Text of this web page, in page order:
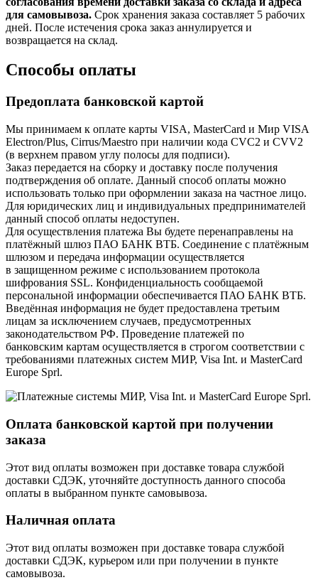
для самовывоза. Срок хранения заказа составляет 5 рабочих
дней. После истечения срока заказ аннулируется и
возвращается на склад.
Способы оплаты
Предоплата банковской картой
Мы принимаем к оплате карты VISA, MasterCard и Мир VISA
Electron/Plus, Cirrus/Maestro при наличии кода CVC2 и CVV2
(в верхнем правом углу полосы для подписи).
Заказ передается на сборку и доставку после получения
подтверждения об оплате. Данный способ оплаты можно
использовать только при оформлении заказа на частное лицо.
Для юридических лиц и индивидуальных предпринимателей
данный способ оплаты недоступен.
Для осуществления платежа Вы будете перенаправлены на
платёжный шлюз ПАО БАНК ВТБ. Соединение с платёжным
шлюзом и передача информации осуществляется
в защищенном режиме с использованием протокола
шифрования SSL. Конфиденциальность сообщаемой
персональной информации обеспечивается ПАО БАНК ВТБ.
Введённая информация не будет предоставлена третьим
лицам за исключением случаев, предусмотренных
законодательством РФ. Проведение платежей по
банковским картам осуществляется в строгом соответствии с
требованиями платежных систем МИР, Visa Int. и MasterCard
Europe Sprl.
Оплата банковской картой при получении
заказа
Этот вид оплаты возможен при доставке товара службой
доставки СДЭК, уточняйте доступность данного способа
оплаты в выбранном пункте самовывоза.
Наличная оплата
Этот вид оплаты возможен при доставке товара службой
доставки СДЭК, курьером или при получении в пункте
самовывоза.